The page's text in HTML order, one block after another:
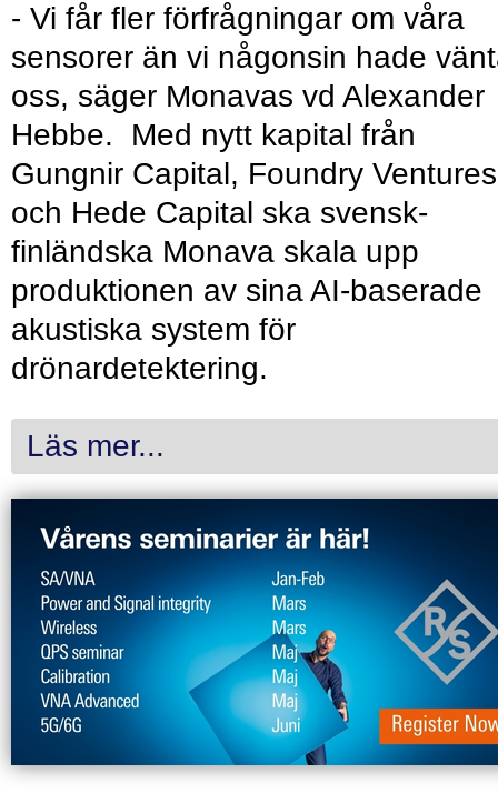
- Vi får fler förfrågningar om våra
sensorer än vi någonsin hade
oss, säger Monavas vd Alexander
Hebbe. Med nytt kapital från
Gungnir Capital, Foundry Ventures
och Hede Capital ska svensk-
finländska Monava skala upp
produktionen av sina AI-baserade
akustiska system för
drönardetektering.
Läs mer...